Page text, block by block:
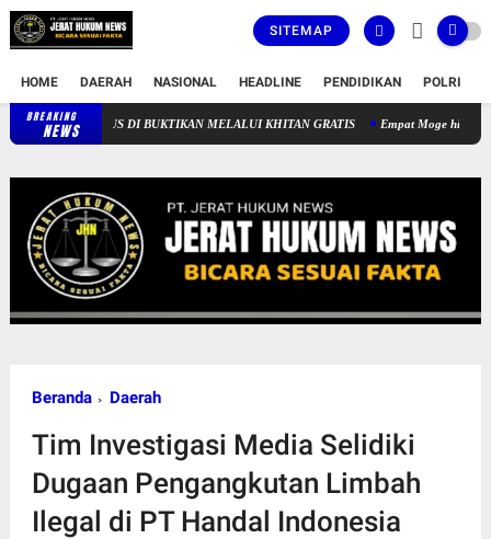
SITEMAP
HOME DAERAH NASIONAL HEADLINE PENDIDIKAN POLRI
BREAKING
NEWS
KOMITMEN PELAYANAN SOSIAL RSUD-CICALENGKA TERUS DI BUKTIKAN
Beranda Daerah
Tim Investigasi Media Selidiki
Dugaan Pengangkutan Limbah
Ilegal di PT Handal Indonesia